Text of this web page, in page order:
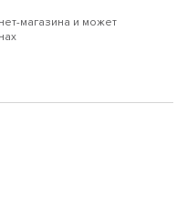
магазина и может